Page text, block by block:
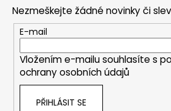
Nezmeškejte žádné novinky či
E-mail
Vložením e-mailu souhlasíte s
ochrany osobních údajů
PŘIHLÁSIT SE